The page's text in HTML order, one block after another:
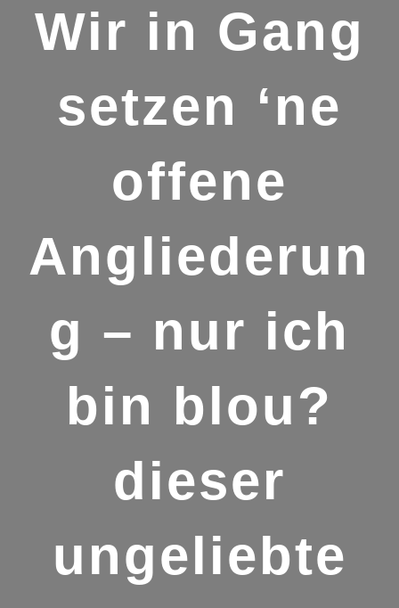
Wir in Gang
setzen ‘ne
offene
Angliederun
g – nur ich
bin blou?
dieser
ungeliebte